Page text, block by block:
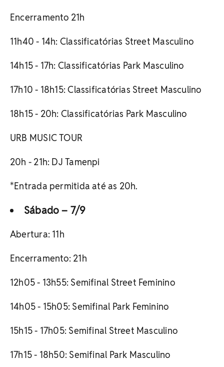
Encerramento 21h
11h40 - 14h: Classificatórias Street Masculino
14h15 - 17h: Classificatórias Park Masculino
17h10 - 18h15: Classificatórias Street Masculino
18h15 - 20h: Classificatórias Park Masculino
URB MUSIC TOUR
20h - 21h: DJ Tamenpi
*Entrada permitida até as 20h.
Sábado – 7/9
Abertura: 11h
Encerramento: 21h
12h05 - 13h55: Semifinal Street Feminino
14h05 - 15h05: Semifinal Park Feminino
15h15 - 17h05: Semifinal Street Masculino
17h15 - 18h50: Semifinal Park Masculino